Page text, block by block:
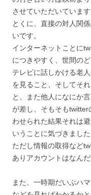
させていただいています
とくに、直接の対人関
いです。
インターネットことに
につきやすく、世間の
テレビに話しかける老
を見ること、そしてそ
と、また他人になにか
が差し、そもそも
わせられた結果それは
いうことに気づきました
ただし情報の取得など
ありアカウントはなん
また、一時期だいぶハ